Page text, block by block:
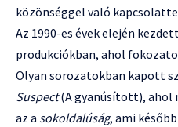
közönséggel való
Az 1990-es évek elején
produkciókban, ahol
Olyan sorozatokban kapott
Suspect(A gyanúsított), ahol
az a sokoldalúság, ami